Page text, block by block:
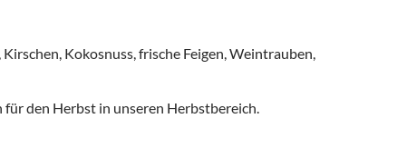
Kokosnuss, frische Feigen, Weintrauben,
den Herbst in unseren Herbstbereich.